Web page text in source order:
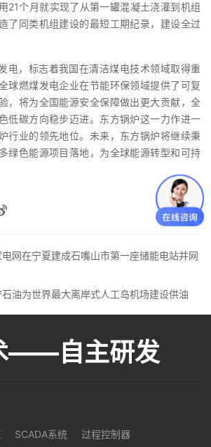
21个月就实现了从第一罐混凝土浇灌到机组
了同类机组建设的最短工期纪录，建设全过
电，标志着我国在清洁煤电技术领域取得重
球燃煤发电企业在节能环保领域提供了可复
，将为全国能源安全保障做出更大贡献，全
低碳方向稳步迈进。东方锅炉这一力作进一
行业的领先地位。未来，东方锅炉将继续秉
绿色能源项目落地，为全球能源转型和可持
电网在宁夏建成石嘴山市第一座储能电站并网
油为世界最大离岸式人工岛机场建设供油
——自主研发
SCADA系统
过程控制器